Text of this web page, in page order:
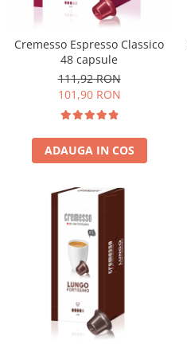
Cremesso Espresso Classico
48 capsule
111,92 RON
101,90 RON
ADAUGA IN COS